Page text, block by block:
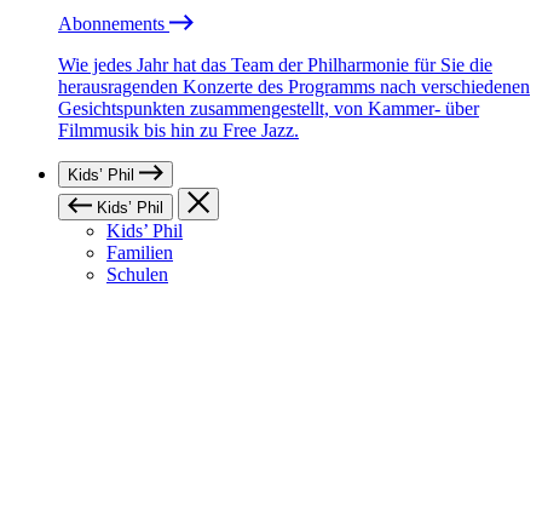
Abonnements
Wie jedes Jahr hat das Team der Philharmonie für Sie die
herausragenden Konzerte des Programms nach verschiedenen
Gesichtspunkten zusammengestellt, von Kammer- über
Filmmusik bis hin zu Free Jazz.
Kids’ Phil
Kids’ Phil
Kids’ Phil
Familien
Schulen